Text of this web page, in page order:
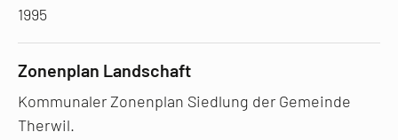
1995
Zonenplan Landschaft
Kommunaler Zonenplan Siedlung der Gemeinde
Therwil.